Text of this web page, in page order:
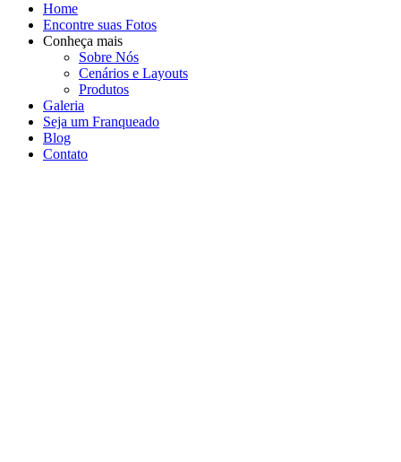
Home
Encontre suas Fotos
Conheça mais
Sobre Nós
Cenários e Layouts
Produtos
Galeria
Seja um Franqueado
Blog
Contato